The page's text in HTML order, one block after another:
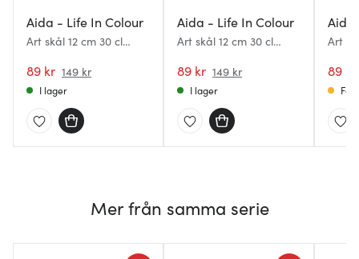
Aida - Life In Colour
Art skål 12 cm 30 cl
89 kr 149 kr
I lager
Aida - Life In Colour
Art skål 12 cm 30 cl
89 kr 149 kr
I lager
Aida
Art
89 kr
Få
Mer från samma serie